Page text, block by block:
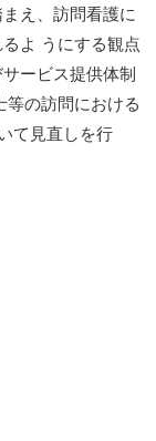
え、訪問看護に
よ うにする観点
ービス提供体制
の訪問における
て見直しを行